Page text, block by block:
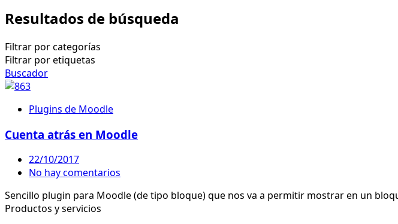
Resultados de búsqueda
Filtrar por categorías
Filtrar por etiquetas
Buscador
Plugins de Moodle
Cuenta atrás en Moodle
22/10/2017
No hay comentarios
Sencillo plugin para Moodle (de tipo bloque) que nos va a permitir mostrar en un
Productos y servicios